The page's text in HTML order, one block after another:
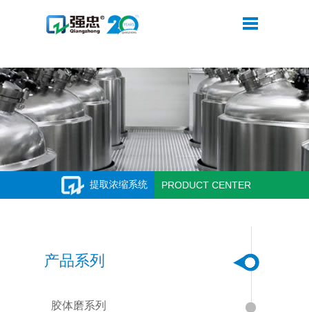
华体会平台
提取浓缩系统 PRODUCT CENTER
产品系列
胶体磨系列